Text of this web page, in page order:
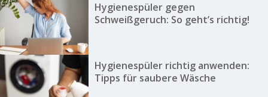
Hygienespüler gegen
Schweißgeruch: So geht’s richtig!
Hygienespüler richtig anwenden:
Tipps für saubere Wäsche